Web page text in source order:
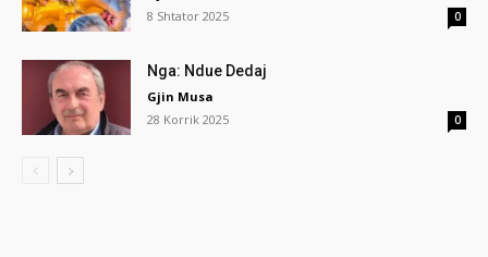
8 Shtator 2025
0
Nga: Ndue Dedaj
Gjin Musa
28 Korrik 2025
0